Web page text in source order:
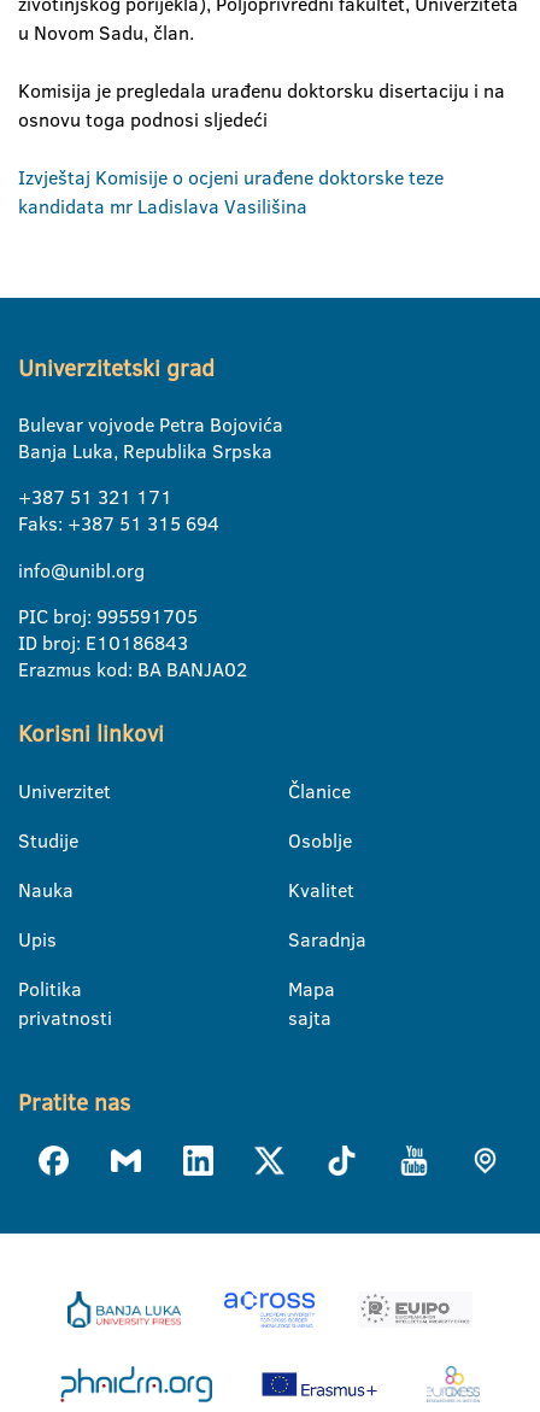
u Novom Sadu, član.
Komisija je pregledala urađenu doktorsku disertaciju i na
osnovu toga podnosi sljedeći
Izvještaj Komisije o ocjeni urađene doktorske teze
kandidata mr Ladislava Vasilišina
Univerzitetski grad
Bulevar vojvode Petra Bojovića
Banja Luka, Republika Srpska
+387 51 321 171
Faks: +387 51 315 694
info@unibl.org
PIC broj: 995591705
ID broj: E10186843
Erazmus kod: BA BANJA02
Korisni linkovi
Univerzitet
Studije
Nauka
Upis
Politika
privatnosti
Članice
Osoblje
Kvalitet
Saradnja
Mapa
sajta
Pratite nas